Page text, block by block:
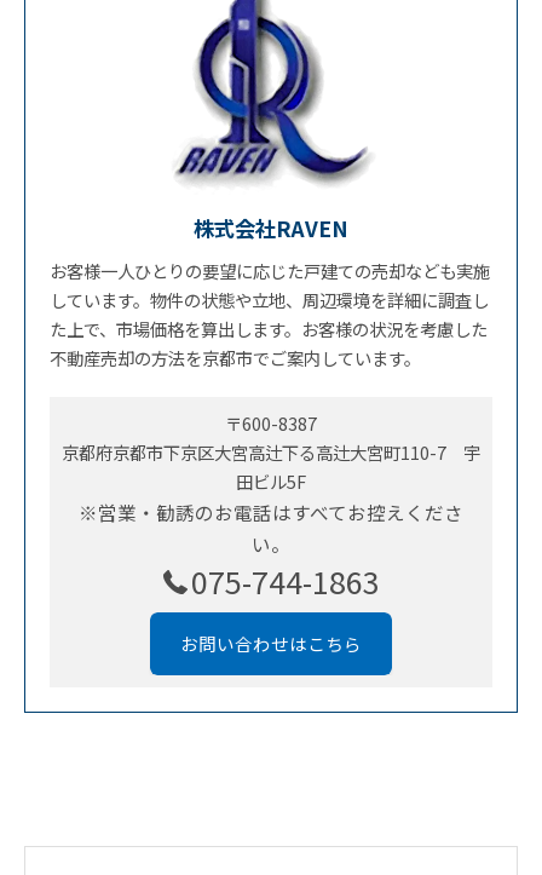
株式会社RAVEN
お客様一人ひとりの要望に応じた戸建ての売却なども実施
しています。物件の状態や立地、周辺環境を詳細に調査し
た上で、市場価格を算出します。お客様の状況を考慮した
不動産売却の方法を京都市でご案内しています。
〒600-8387
京都府京都市下京区大宮高辻下る高辻大宮町110-7 宇
田ビル5F
※営業・勧誘のお電話はすべてお控えくださ
い。
075-744-1863
お問い合わせはこちら